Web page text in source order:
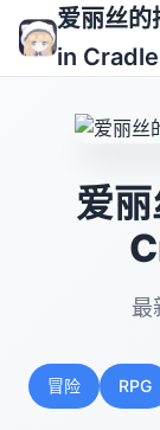
爱丽丝
in
爱
最
冒险 RPG